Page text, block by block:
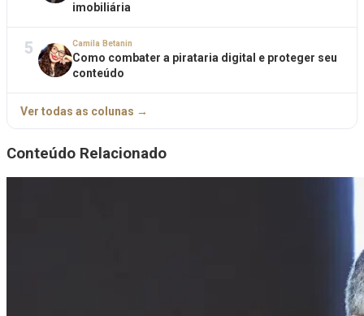
imobiliária
5 Camila Betanin
Como combater a pirataria digital e proteger seu
conteúdo
Ver todas as colunas →
Conteúdo Relacionado